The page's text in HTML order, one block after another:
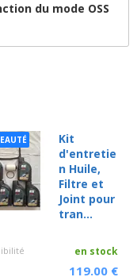
Kit
d'entretie
n Huile,
Filtre et
Joint pour
tran...
en stock
119.00 €
du mode OSS